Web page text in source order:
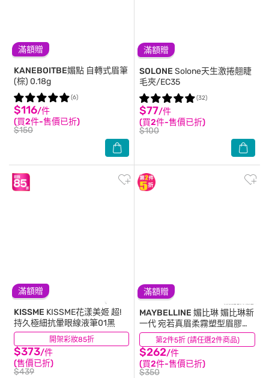
滿額贈
KANEBOITBE媚點 自轉式眉筆
(棕) 0.18g
$116/件
(買2件-售價已折)
$150
(6)
滿額贈
SOLONE Solone天生激捲翹睫
毛夾/EC35
$77/件
(買2件-售價已折)
$100
(32)
滿額贈
開架彩妝85折
KISSME KISSME花漾美姬 超!
持久極細抗暈眼線液筆01黑
$373/件
(售價已折)
$439
(16)
滿額贈
第2件5折 (請任選2件商品)
MAYBELLINE 媚比琳媚比琳新
一代 宛若真眉柔霧塑型眉膠筆
深茶棕 0.2g #眉膠轉粉更持久
#革命性眉粉筆
$262/件
(買2件-售價已折)
$350
(5)